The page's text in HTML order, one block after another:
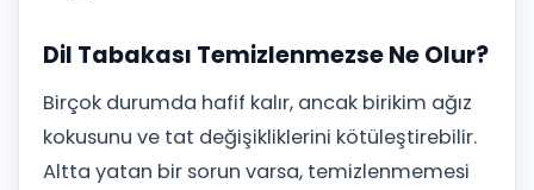
Dil Tabakası Temizlenmezse Ne Olur?
Birçok durumda hafif kalır, ancak birikim ağız
kokusunu ve tat değişikliklerini kötüleştirebilir.
Altta yatan bir sorun varsa, temizlenmemesi